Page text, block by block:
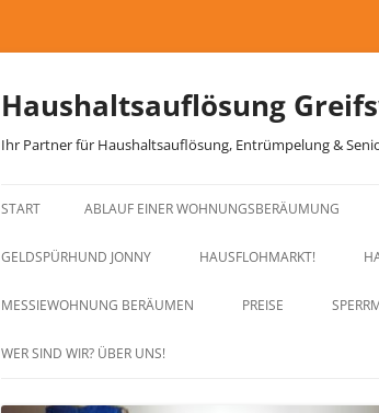
Haushaltsauflösung
Ihr Partner für Haushaltsauflösung, Entrümpelung &
START ABLAUF EINER WOHNUNGSBERÄUMUNG
GELDSPÜRHUND JONNY HAUSFLOHMARKT!
MESSIEWOHNUNG BERÄUMEN PREISE
WER SIND WIR? ÜBER UNS!